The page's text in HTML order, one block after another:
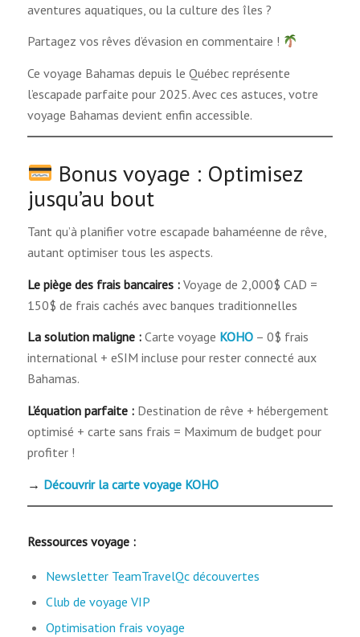
aventures aquatiques, ou la culture des îles ?
Partagez vos rêves d’évasion en commentaire !
Ce voyage Bahamas depuis le Québec représente
l’escapade parfaite pour 2025. Avec ces astuces, votre
voyage Bahamas devient enfin accessible.
Bonus voyage : Optimisez
jusqu’au bout
Tant qu’à planifier votre escapade bahaméenne de rêve,
autant optimiser tous les aspects.
Le piège des frais bancaires :Voyage de 2,000$ CAD =
150$ de frais cachés avec banques traditionnelles
La solution maligne :Carte voyage KOHO– 0$ frais
international + eSIM incluse pour rester connecté aux
Bahamas.
L’équation parfaite :Destination de rêve + hébergement
optimisé + carte sans frais = Maximum de budget pour
profiter !
→ Découvrir la carte voyage KOHO
Ressources voyage :
Newsletter TeamTravelQc découvertes
Club de voyage VIP
Optimisation frais voyage